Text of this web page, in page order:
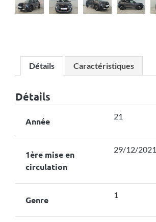
Détails Caractéristiques
Détails
Année 21
1ère mise en
circulation
29/12/2021
Genre 1